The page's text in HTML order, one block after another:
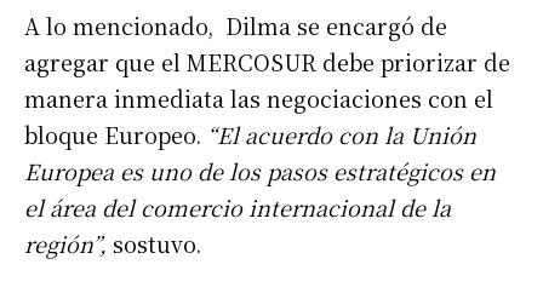
A lo mencionado, Dilma se encargó de
agregar que el MERCOSUR debe priorizar de
manera inmediata las negociaciones con el
bloque Europeo. “El acuerdo con la Unión
Europea es uno de los pasos estratégicos en
el área del comercio internacional de la
región”, sostuvo.